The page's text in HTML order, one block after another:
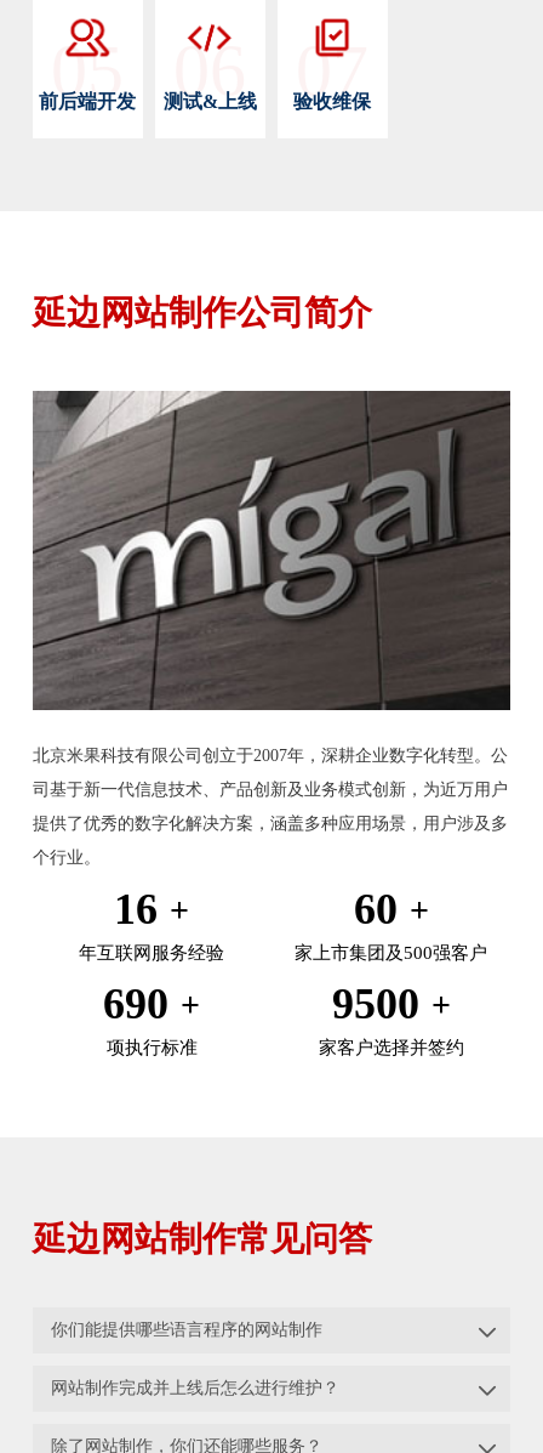
05
前后端开发 06
测试&上线 07
验收维保
延边网站制作公司简介
北京米果科技有限公司创立于2007年，深耕企业数字化转型。公
司基于新一代信息技术、产品创新及业务模式创新，为近万用户
提供了优秀的数字化解决方案，涵盖多种应用场景，用户涉及多
个行业。
16
年互联网服务经验
60
家上市集团及500强客户
690
项执行标准
9500
家客户选择并签约
延边网站制作常见问答
你们能提供哪些语言程序的网站制作 
网站制作完成并上线后怎么进行维护？ 
除了网站制作，你们还能哪些服务？